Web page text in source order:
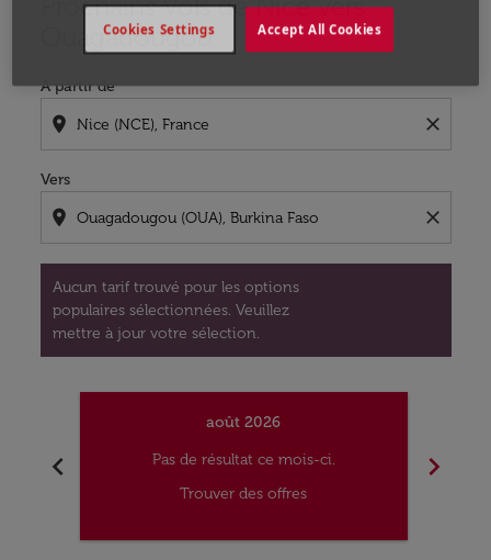
Ouagadougou
À partir de
location_on close
Vers
location_on close
Aucun tarif trouvé pour les options
populaires sélectionnées. Veuillez
mettre à jour votre sélection.
chevron_left
août 2026
Pas de résultat ce mois-ci.
Trouver des offres
chevron_right
Accept All Cookies
Cookies Settings